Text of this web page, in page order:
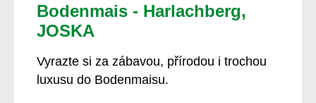
Bodenmais - Harlachberg,
JOSKA
Vyrazte si za zábavou, přírodou i trochou
luxusu do Bodenmaisu.